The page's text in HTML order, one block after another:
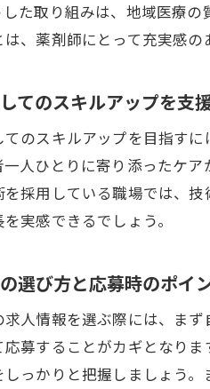
した取り組みは、地域医療
、薬剤師にとって充実感の
てのスキルアップを支
てのスキルアップを目指す
一人ひとりに寄り添ったケ
を採用している職場では、
実感できるでしょう。
選び方と応募時のポイ
人情報を選ぶ際には、ま
応募することがカギとなり
しっかりと把握しましょう